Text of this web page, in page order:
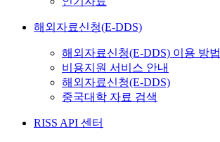
해외자료신청(E-DDS)
해외자료신청(E-DDS) 이용 방법
비용지원 서비스 안내
해외자료신청(E-DDS)
중국대학 자료 검색
RISS API 센터